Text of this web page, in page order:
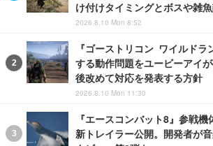
け付けタイミングとボスや雑
2026.8.10 Mon 8:52
『ゴーストリコン ワイルドラ
する動作問題をユービーアイ
後改めて対応を発表する方針
2026.8.10 Mon 11:30
『エースコンバット8』参戦
新トレイラー公開。開発者が